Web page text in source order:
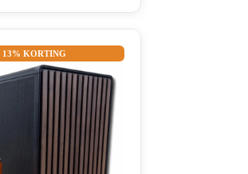
13% KORTING